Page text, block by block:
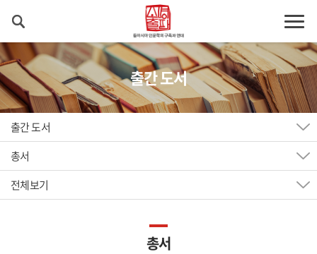
출간 도서
출간 도서
총서
전체보기
총서